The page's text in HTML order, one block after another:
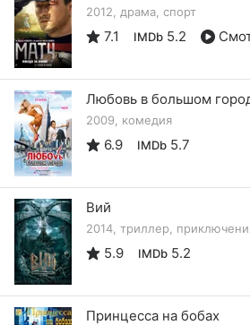
2012, драма, спорт
7.1 IMDb 5.2
Любовь в большом
2009, комедия
6.9 IMDb 5.7
Вий
2014, триллер,
5.9 IMDb 5.2
Принцесса на бобах